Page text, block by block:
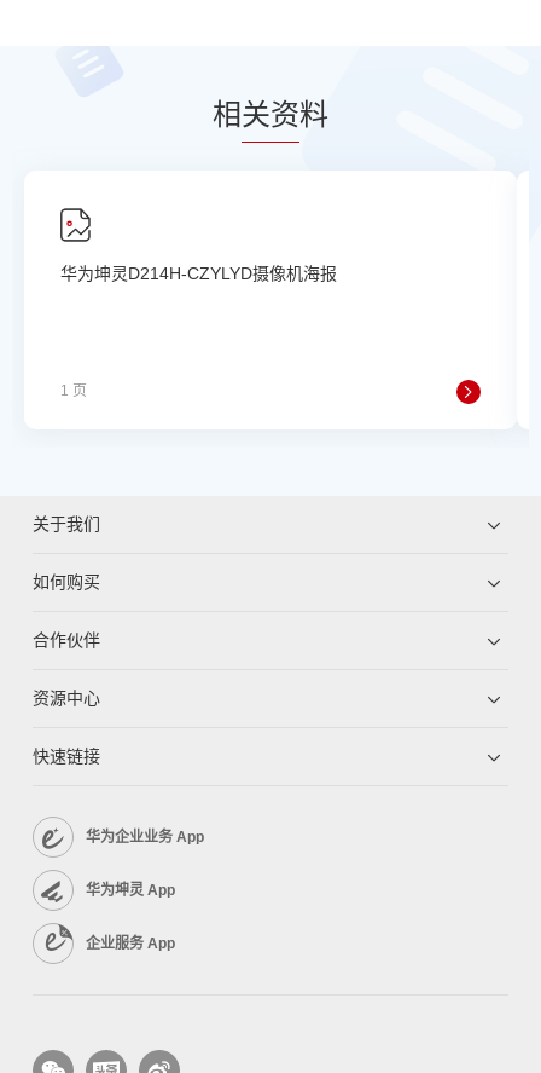
相关资料
华为坤灵D214H-CZYLYD摄像机海报
1 页
关于我们
如何购买
合作伙伴
资源中心
快速链接
华为企业业务 App
华为坤灵 App
企业服务 App